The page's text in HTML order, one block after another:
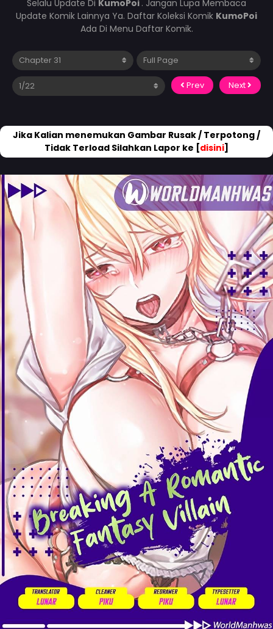
Selalu Update Di KumoPoi . Jangan Lupa Membaca
Update Komik Lainnya Ya. Daftar Koleksi Komik KumoPoi
Ada Di Menu Daftar Komik.
Prev Next
Jika Kalian menemukan Gambar Rusak / Terpotong /
Tidak Terload Silahkan Lapor ke [disini]